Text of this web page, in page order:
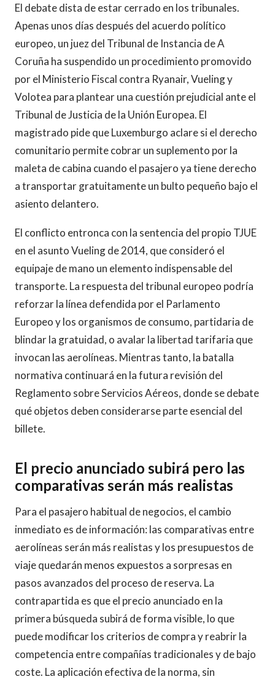
El debate dista de estar cerrado en los tribunales.
Apenas unos días después del acuerdo político
europeo, un juez del Tribunal de Instancia de A
Coruña ha suspendido un procedimiento promovido
por el Ministerio Fiscal contra Ryanair, Vueling y
Volotea para plantear una cuestión prejudicial ante el
Tribunal de Justicia de la Unión Europea. El
magistrado pide que Luxemburgo aclare si el derecho
comunitario permite cobrar un suplemento por la
maleta de cabina cuando el pasajero ya tiene derecho
a transportar gratuitamente un bulto pequeño bajo el
asiento delantero.
El conflicto entronca con la sentencia del propio TJUE
en el asunto Vueling de 2014, que consideró el
equipaje de mano un elemento indispensable del
transporte. La respuesta del tribunal europeo podría
reforzar la línea defendida por el Parlamento
Europeo y los organismos de consumo, partidaria de
blindar la gratuidad, o avalar la libertad tarifaria que
invocan las aerolíneas. Mientras tanto, la batalla
normativa continuará en la futura revisión del
Reglamento sobre Servicios Aéreos, donde se debate
qué objetos deben considerarse parte esencial del
billete.
El precio anunciado subirá pero las
comparativas serán más realistas
Para el pasajero habitual de negocios, el cambio
inmediato es de información: las comparativas entre
aerolíneas serán más realistas y los presupuestos de
viaje quedarán menos expuestos a sorpresas en
pasos avanzados del proceso de reserva. La
contrapartida es que el precio anunciado en la
primera búsqueda subirá de forma visible, lo que
puede modificar los criterios de compra y reabrir la
competencia entre compañías tradicionales y de bajo
coste. La aplicación efectiva de la norma, sin